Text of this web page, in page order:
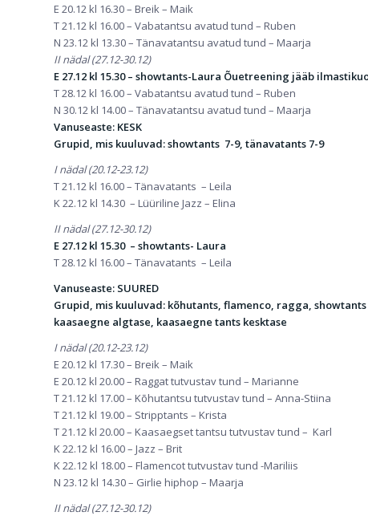
E 20.12 kl 16.30 – Breik – Maik
T 21.12 kl 16.00 – Vabatantsu avatud tund – Ruben
N 23.12 kl 13.30 – Tänavatantsu avatud tund – Maarja
II nädal (27.12-30.12)
E 27.12 kl 15.30 – showtants-Laura Õuetreening jääb
T 28.12 kl 16.00 – Vabatantsu avatud tund – Ruben
N 30.12 kl 14.00 – Tänavatantsu avatud tund – Maarja
Vanuseaste: KESK
Grupid, mis kuuluvad: showtants 7-9, tänavatants 7-9
I nädal (20.12-23.12)
T 21.12 kl 16.00 – Tänavatants – Leila
K 22.12 kl 14.30 – Lüüriline Jazz – Elina
II nädal (27.12-30.12)
E 27.12 kl 15.30 – showtants- Laura
T 28.12 kl 16.00 – Tänavatants – Leila
Vanuseaste: SUURED
Grupid, mis kuuluvad: kõhutants, flamenco, ragga,
kaasaegne algtase, kaasaegne tants kesktase
I nädal (20.12-23.12)
E 20.12 kl 17.30 – Breik – Maik
E 20.12 kl 20.00 – Raggat tutvustav tund – Marianne
T 21.12 kl 17.00 – Kõhutantsu tutvustav tund – Anna-Stiina
T 21.12 kl 19.00 – Stripptants – Krista
T 21.12 kl 20.00 – Kaasaegset tantsu tutvustav tund – Karl
K 22.12 kl 16.00 – Jazz – Brit
K 22.12 kl 18.00 – Flamencot tutvustav tund -Mariliis
N 23.12 kl 14.30 – Girlie hiphop – Maarja
II nädal (27.12-30.12)